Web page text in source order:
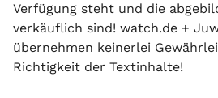
Verfügung steht und die
verkäuflich sind! watch.de +
übernehmen keinerlei
Richtigkeit der Textinhalte!